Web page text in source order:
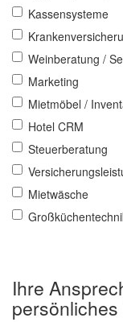
Kassensysteme
Weinberatung /
Marketing
Mietmöbel /
Hotel CRM
Steuerberatung
Mietwäsche
Ihre